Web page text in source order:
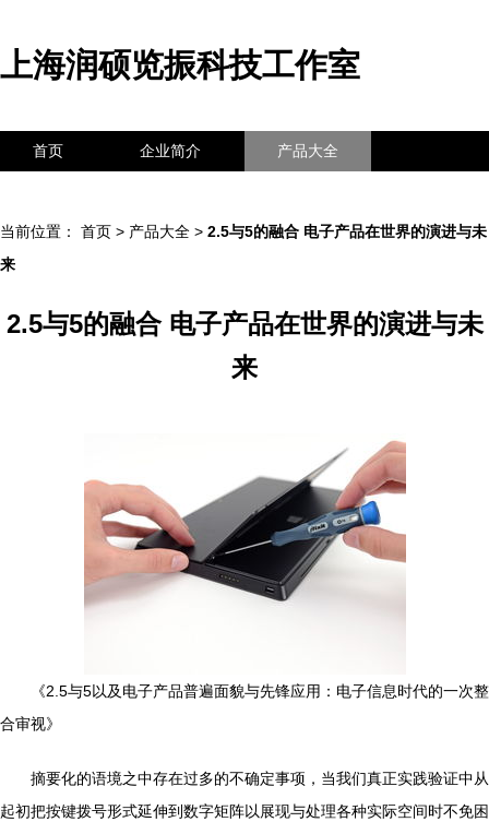
上海润硕览振科技工作室
首页 企业简介 产品大全
当前位置： 首页 > 产品大全 > 2.5与5的融合 电子产品在世界的演进与未
来
2.5与5的融合 电子产品在世界的演进与未
来
《2.5与5以及电子产品普遍面貌与先锋应用：电子信息时代的一次整
合审视》
摘要化的语境之中存在过多的不确定事项，当我们真正实践验证中从
起初把按键拨号形式延伸到数字矩阵以展现与处理各种实际空间时不免困